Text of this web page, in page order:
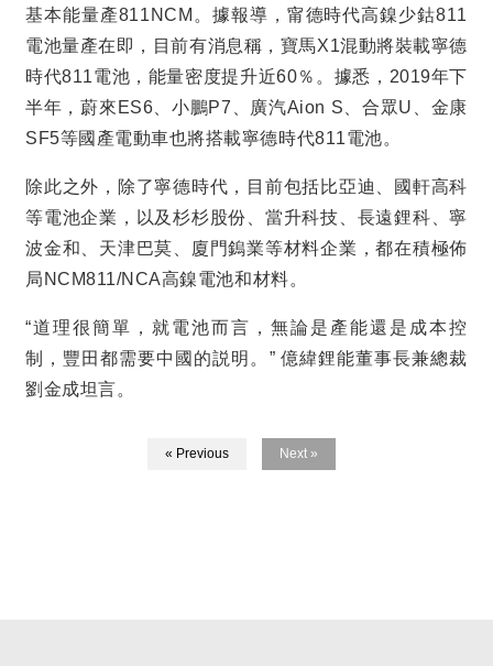
基本能量產811NCM 。據報導，甯德時代高鎳少鈷811
電池量產在即，目前有消息稱，寶馬X1混動將裝載寧德
時代811電池，能量密度提升近60％。據悉， 2019年下
半年，蔚來 ES6 、小鵬P7 、廣汽Aion S 、合眾U
、金康
SF5等國產電動車也將搭載寧德時代811電池。
除此之外，除了寧德時代，目前包括比亞迪、國軒高科
等電池企業，以及杉杉股份、當升科技、長遠鋰科、寧
波金和、天津巴莫、廈門鎢業等材料企業，都在積極佈
局 NCM811/NCA高鎳電池和材料。
“道理很簡單，就電池而言，無論是產能還是成本控
制，豐田都需要中國的説明。 ”億緯鋰能董事長兼總裁
劉金成坦言。
« Previous Next »